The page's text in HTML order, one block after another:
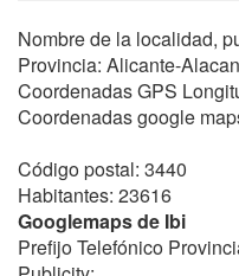
Nombre de la localidad,
Provincia: Alicante-
Coordenadas GPS
Coordenadas google
Código postal: 3440
Habitantes: 23616
Googlemaps de Ibi
Prefijo Telefónico